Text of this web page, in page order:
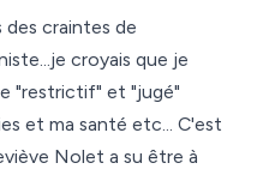
des craintes de
croyais que je
"restrictif" et "jugé"
et ma santé etc... C'est
Nolet a su être à